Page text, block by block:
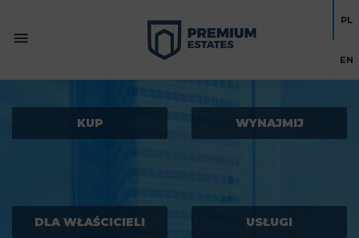
PL
EN
KUP WYNAJMIJ
DLA WŁAŚCICIELI USŁUGI